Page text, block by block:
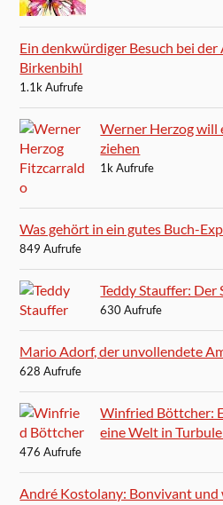
Ein denkwürdiger Besuch bei der
Birkenbihl
1.1k Aufrufe
Werner Herzog will
ziehen
1k Aufrufe
Was gehört in ein gutes Buch-
849 Aufrufe
Teddy Stauffer: Der
630 Aufrufe
Mario Adorf, der unvollendete
628 Aufrufe
Winfried Böttcher:
eine Welt in
476 Aufrufe
André Kostolany: Bonvivant und